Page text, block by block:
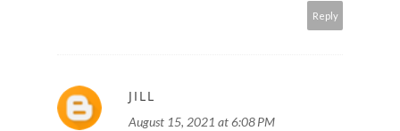
Reply
JILL
August 15, 2021 at 6:08 PM